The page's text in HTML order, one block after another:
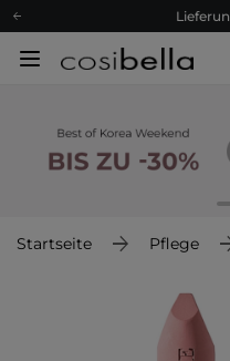
Empfehle uns weiter
Versand nach
Empfehle uns weiter
Startseite Pflege